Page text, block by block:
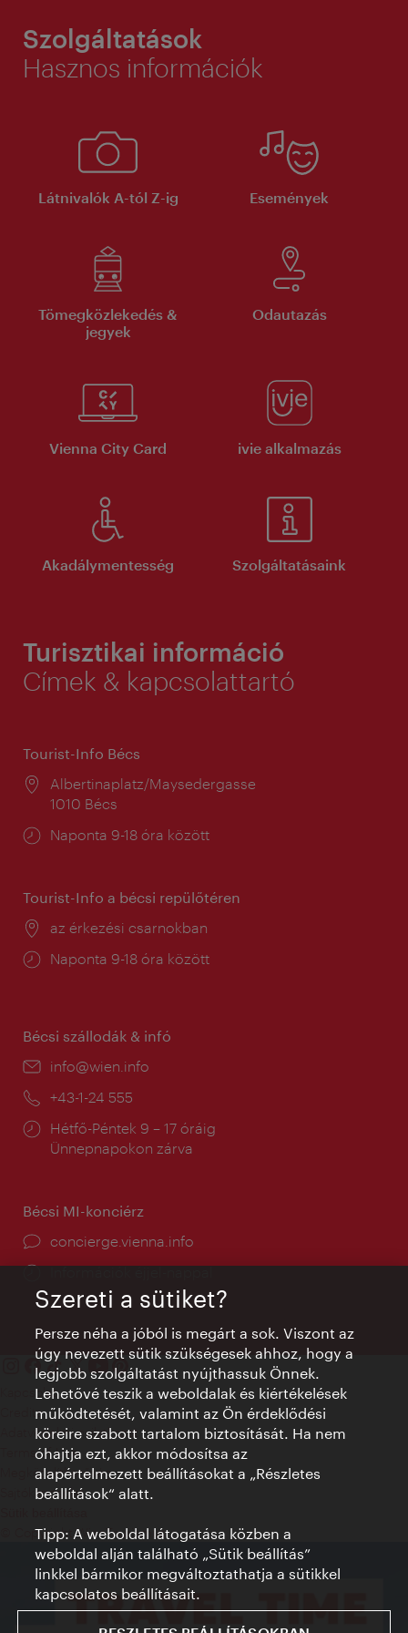
Szolgáltatások
Hasznos információk
Látnivalók A-tól Z-ig Események
Tömegközlekedés &
jegyek
Odautazás
Vienna City Card ivie alkalmazás
Akadálymentesség Szolgáltatásaink
Turisztikai információ
Címek & kapcsolattartó
Tourist-Info Bécs
Helyszín:
Albertinaplatz/Maysedergasse
1010 Bécs
Nyitva
Naponta 9-18 óra között
Tourist-Info a bécsi repülőtéren
Helyszín:
az érkezési csarnokban
Nyitva
Naponta 9-18 óra között
Bécsi szállodák & infó
E-
info@wien.info
Telefon:
+43-1-24 555
Nyitva
tartás:
Hétfő-Péntek 9 – 17 óráig
Ünnepnapokon zárva
Bécsi MI-konciérz
concierge.vienna.info
Információk éjjel-nappal
Kapcsolat
Credits
Adatvédelmi nyilatkozat
Terms of Use
Megközelíthetőség
Sajtókapcsolat
© Copyright WienTourismus
Szereti a sütiket?
Persze néha a jóból is megárt a sok. Viszont az
úgy nevezett sütik szükségesek ahhoz, hogy a
legjobb szolgáltatást nyújthassuk Önnek.
Lehetővé teszik a weboldalak és kiértékelések
működtetését, valamint az Ön érdeklődési
köreire szabott tartalom biztosítását. Ha nem
óhajtja ezt, akkor módosítsa az
alapértelmezett beállításokat a „Részletes
beállítások“ alatt.
Tipp: A weboldal látogatása közben a
weboldal alján található „Sütik beállítás”
linkkel bármikor megváltoztathatja a sütikkel
kapcsolatos beállításait.